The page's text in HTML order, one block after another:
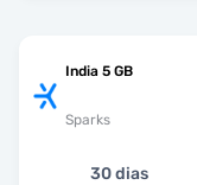
India 5 GB
Sparks
30 dias